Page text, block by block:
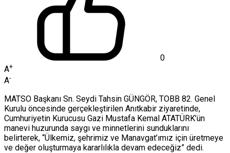
0
A+
A-
MATSO Başkanı Sn. Seydi Tahsin GÜNGÖR, TOBB 82. Genel
Kurulu öncesinde gerçekleştirilen Anıtkabir ziyaretinde,
Cumhuriyetin Kurucusu Gazi Mustafa Kemal ATATÜRK’ün
manevi huzurunda saygı ve minnetlerini sunduklarını
belirterek, “Ülkemiz, şehrimiz ve Manavgat’ımız için üretmeye
ve değer oluşturmaya kararlılıkla devam edeceğiz” dedi.